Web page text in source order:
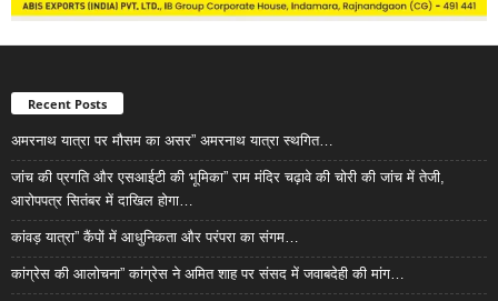
Recent Posts
अमरनाथ यात्रा पर मौसम का असर” अमरनाथ यात्रा स्थगित…
जांच की प्रगति और एसआईटी की भूमिका” राम मंदिर चढ़ावे की चोरी की जांच में तेजी,
आरोपपत्र सितंबर में दाखिल होगा…
कांवड़ यात्रा” कैंपों में आधुनिकता और परंपरा का संगम…
कांग्रेस की आलोचना” कांग्रेस ने अमित शाह पर संसद में जवाबदेही की मांग…